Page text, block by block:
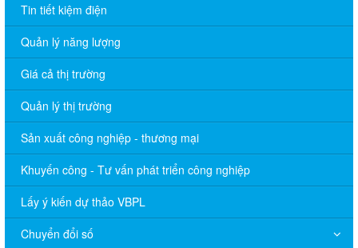
Tin tiết kiệm điện
Quản lý năng lượng
Giá cả thị trường
Quản lý thị trường
Sản xuất công nghiệp - thương mại
Khuyến công - Tư vấn phát triển công nghiệp
Lấy ý kiến dự thảo VBPL
Chuyển đổi số